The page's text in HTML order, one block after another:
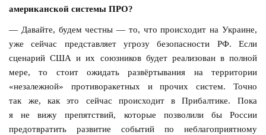
американской системы ПРО?
— Давайте, будем честны — то, что происходит на Украине,
уже сейчас представляет угрозу безопасности РФ. Если
сценарий США и их союзников будет реализован в полной
мере, то стоит ожидать развёртывания на территории
«незалежной» противоракетных и прочих систем. Точно
так же, как это сейчас происходит в Прибалтике. Пока
я не вижу препятствий, которые позволили бы России
предотвратить развитие событий по неблагоприятному